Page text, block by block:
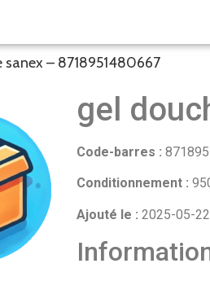
sanex – 8718951480667
gel
Code-barres :
Conditionnement :
Ajouté le : 2025-05-22